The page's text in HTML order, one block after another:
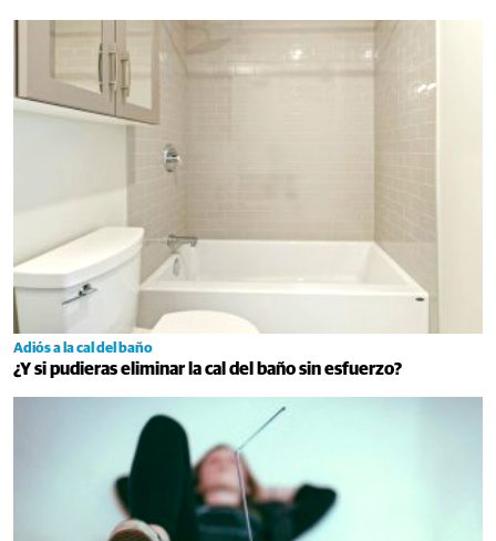
Adiós a la cal del baño
¿Y si pudieras eliminar la cal del baño sin esfuerzo?